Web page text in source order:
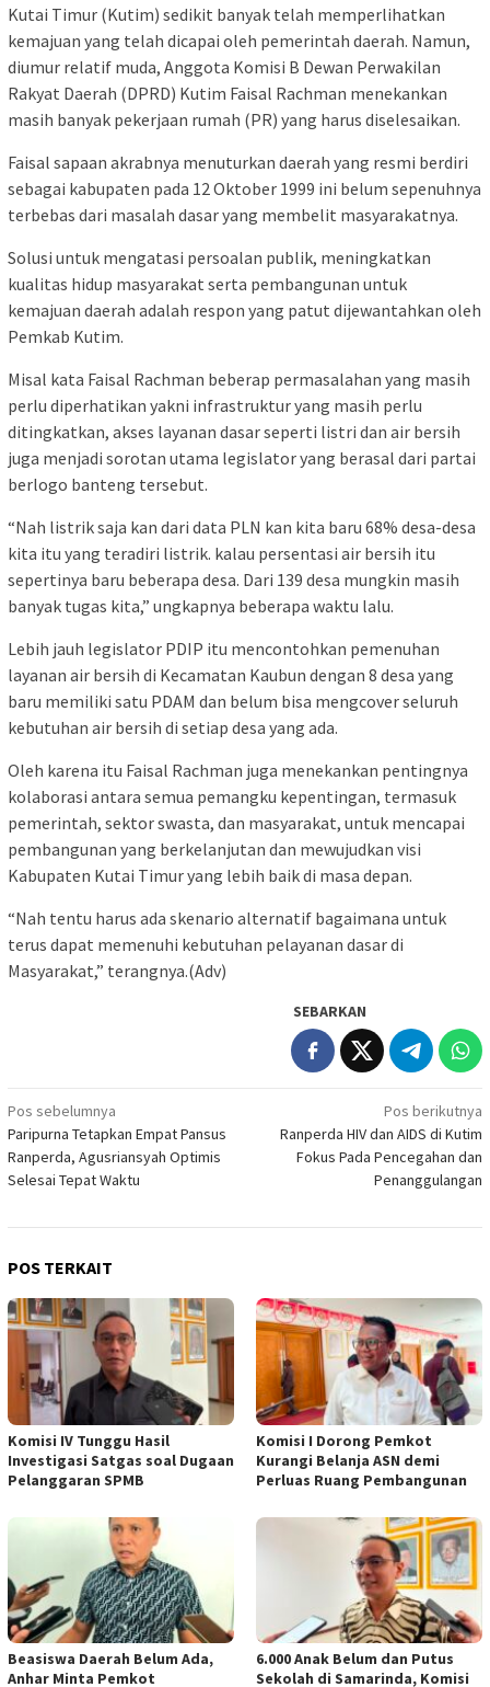
Kutai Timur (Kutim) sedikit banyak telah memperlihatkan
kemajuan yang telah dicapai oleh pemerintah daerah. Namun,
diumur relatif muda, Anggota Komisi B Dewan Perwakilan
Rakyat Daerah (DPRD) Kutim Faisal Rachman menekankan
masih banyak pekerjaan rumah (PR) yang harus diselesaikan.
Faisal sapaan akrabnya menuturkan daerah yang resmi berdiri
sebagai kabupaten pada 12 Oktober 1999 ini belum sepenuhnya
terbebas dari masalah dasar yang membelit masyarakatnya.
Solusi untuk mengatasi persoalan publik, meningkatkan
kualitas hidup masyarakat serta pembangunan untuk
kemajuan daerah adalah respon yang patut dijewantahkan oleh
Pemkab Kutim.
Misal kata Faisal Rachman beberap permasalahan yang masih
perlu diperhatikan yakni infrastruktur yang masih perlu
ditingkatkan, akses layanan dasar seperti listri dan air bersih
juga menjadi sorotan utama legislator yang berasal dari partai
berlogo banteng tersebut.
“Nah listrik saja kan dari data PLN kan kita baru 68% desa-desa
kita itu yang teradiri listrik. kalau persentasi air bersih itu
sepertinya baru beberapa desa. Dari 139 desa mungkin masih
banyak tugas kita,” ungkapnya beberapa waktu lalu.
Lebih jauh legislator PDIP itu mencontohkan pemenuhan
layanan air bersih di Kecamatan Kaubun dengan 8 desa yang
baru memiliki satu PDAM dan belum bisa mengcover seluruh
kebutuhan air bersih di setiap desa yang ada.
Oleh karena itu Faisal Rachman juga menekankan pentingnya
kolaborasi antara semua pemangku kepentingan, termasuk
pemerintah, sektor swasta, dan masyarakat, untuk mencapai
pembangunan yang berkelanjutan dan mewujudkan visi
Kabupaten Kutai Timur yang lebih baik di masa depan.
“Nah tentu harus ada skenario alternatif bagaimana untuk
terus dapat memenuhi kebutuhan pelayanan dasar di
Masyarakat,” terangnya.(Adv)
SEBARKAN
Navigasi
pos
Pos sebelumnya
Paripurna Tetapkan Empat Pansus
Ranperda, Agusriansyah Optimis
Selesai Tepat Waktu
Pos berikutnya
Ranperda HIV dan AIDS di Kutim
Fokus Pada Pencegahan dan
Penanggulangan
POS TERKAIT
Komisi IV Tunggu Hasil
Investigasi Satgas soal Dugaan
Pelanggaran SPMB
Komisi I Dorong Pemkot
Kurangi Belanja ASN demi
Perluas Ruang Pembangunan
Beasiswa Daerah Belum Ada,
Anhar Minta Pemkot
6.000 Anak Belum dan Putus
Sekolah di Samarinda, Komisi